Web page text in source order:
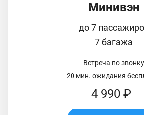
Минивэн
до 7
7 багажа
Встреча по звонку
20 мин. ожидания
4 990 ₽